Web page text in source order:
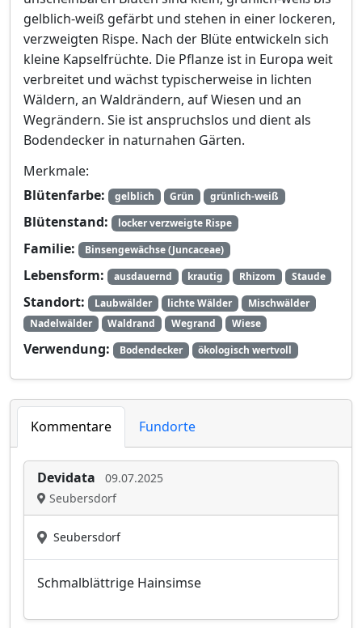
gelblich-weiß gefärbt und stehen in einer lockeren,
verzweigten Rispe. Nach der Blüte entwickeln sich
kleine Kapselfrüchte. Die Pflanze ist in Europa weit
verbreitet und wächst typischerweise in lichten
Wäldern, an Waldrändern, auf Wiesen und an
Wegrändern. Sie ist anspruchslos und dient als
Bodendecker in naturnahen Gärten.
Merkmale:
Blütenfarbe:
gelblich Grün grünlich-weiß
Blütenstand: locker verzweigte Rispe
Familie: Binsengewächse (Juncaceae)
Lebensform: ausdauernd krautig Rhizom Staude
Standort: Laubwälder lichte Wälder
Mischwälder
Nadelwälder
Waldrand Wegrand Wiese
Verwendung: Bodendecker ökologisch wertvoll
Kommentare Fundorte
Devidata
09.07.2025
Seubersdorf
Seubersdorf
Schmalblättrige Hainsimse